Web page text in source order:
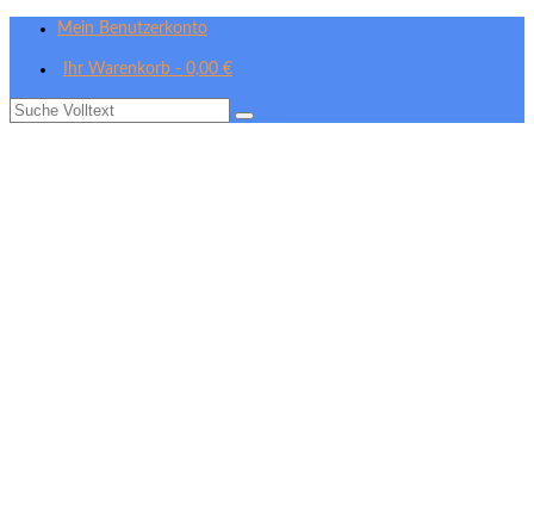
Mein Benutzerkonto
Ihr Warenkorb - 0,00 €
Suche